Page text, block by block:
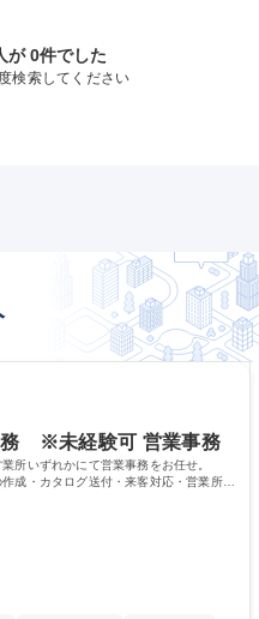
が 0件でした
検索してください
務 ※未経験可 営業事務
所いずれかにて営業事務をお任せ。
成・カタログ送付・来客対応・営業所内